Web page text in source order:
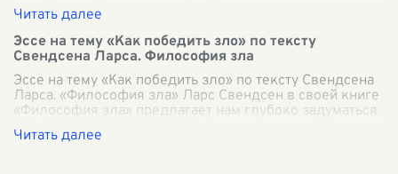
Эссе на тему «Как победить зло» по тексту
Свендсена Ларса. Философия зла
Эссе на тему «Как победить зло» по тексту Свендсена
Ларса. «Философия зла» Ларс Свендсен в своей книге
«Философия зла» предлагает нам глубоко задуматься
над природой зла и возможн